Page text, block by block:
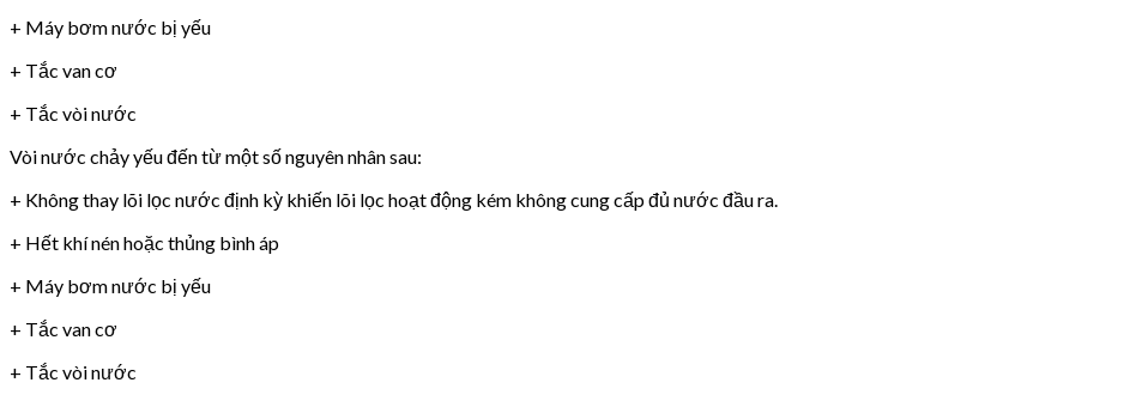
+ Máy bơm nước bị yếu
+ Tắc van cơ
+ Tắc vòi nước
Vòi nước chảy yếu đến từ một số nguyên nhân sau:
+ Không thay lõi lọc nước định kỳ khiến lõi lọc hoạt động kém không cung cấp đủ nước đầu ra.
+ Hết khí nén hoặc thủng bình áp
+ Máy bơm nước bị yếu
+ Tắc van cơ
+ Tắc vòi nước